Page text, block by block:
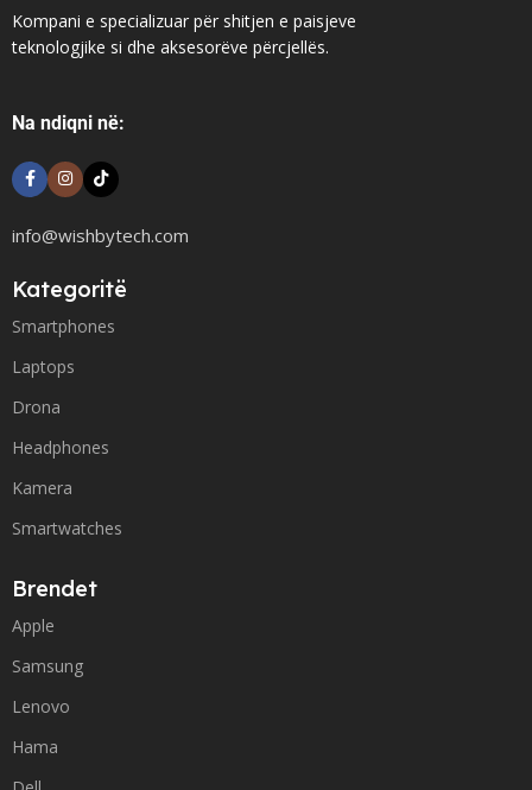
Kompani e specializuar për shitjen e paisjeve
teknologjike si dhe aksesorëve përcjellës.
Na ndiqni në:
info@wishbytech.com
Kategoritë
Smartphones
Laptops
Drona
Headphones
Kamera
Smartwatches
Brendet
Apple
Samsung
Lenovo
Hama